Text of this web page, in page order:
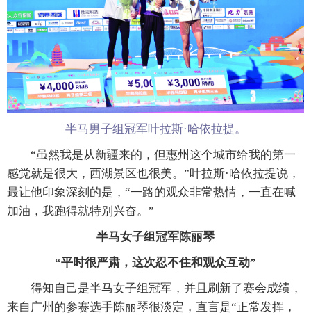
半马男子组冠军叶拉斯·哈依拉提。
“虽然我是从新疆来的，但惠州这个城市给我的第一
感觉就是很大，西湖景区也很美。”叶拉斯·哈依拉提说，
最让他印象深刻的是，“一路的观众非常热情，一直在喊
加油，我跑得就特别兴奋。”
半马女子组冠军陈丽琴
“平时很严肃，这次忍不住和观众互动”
得知自己是半马女子组冠军，并且刷新了赛会成绩，
来自广州的参赛选手陈丽琴很淡定，直言是“正常发挥，